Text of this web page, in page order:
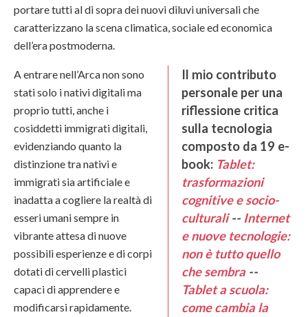
portare tutti al di sopra dei nuovi diluvi universali che
caratterizzano la scena climatica, sociale ed economica
dell’era postmoderna.
Il mio contributo
personale per una
riflessione critica
sulla tecnologia
composto da 19 e-
book: Tablet:
trasformazioni
cognitive e socio-
culturali-- Internet
e nuove tecnologie:
non è tutto quello
che sembra--
Tablet a scuola:
come cambia la
A entrare nell’Arca non sono
stati solo i nativi digitali ma
proprio tutti, anche i
cosiddetti immigrati digitali,
evidenziando quanto la
distinzione tra nativi e
immigrati sia artificiale e
inadatta a cogliere la realtà di
esseri umani sempre in
vibrante attesa di nuove
possibili esperienze e di corpi
dotati di cervelli plastici
capaci di apprendere e
modificarsi rapidamente.